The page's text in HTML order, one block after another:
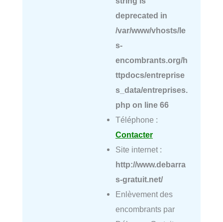
deprecated in
/var/www/vhosts/le
s-
encombrants.org/h
ttpdocs/entreprise
s_data/entreprises.
php on line 66
Téléphone :
Contacter
Site internet :
http://www.debarra
s-gratuit.net/
Enlèvement des
encombrants par